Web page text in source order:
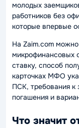
молодых
работников без
которые впервые
На Zaim.com
микрофинансовых
ставку, способ
карточках МФО
ПСК, требования к
погашения и
Что значит